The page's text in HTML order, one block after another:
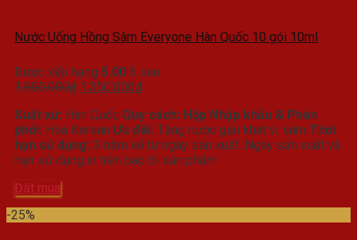
Nước Uống Hồng Sâm Everyone Hàn Quốc 10 gói 10ml
Được xếp hạng 5.00 5 sao
1.650.000₫ Giá
là:
1.650.000₫.
1.350.000₫Giá
tại
là:
1.350.000₫.
Xuất xứ: Hàn Quốc Quy cách: Hộp Nhập khẩu & Phân
phối: Hoa Korean Ưu đãi: Tặng nước giải khát vị sâm Thời
hạn sử dụng: 3 năm kể từ ngày sản xuất. Ngày sản xuất và
hạn sử dụng in trên bao bì sản phẩm
Đặt mua
-25%